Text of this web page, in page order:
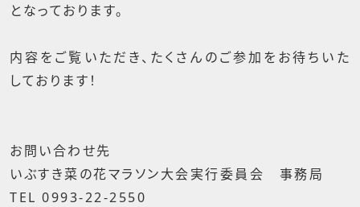
となっております。
内容をご覧いただき、たくさんのご参加をお待ちいた
しております！
お問い合わせ先
いぶすき菜の花マラソン大会実行委員会 事務局
TEL 0993-22-2550